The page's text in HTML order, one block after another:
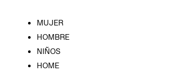
MUJER
HOMBRE
NIÑOS
HOME